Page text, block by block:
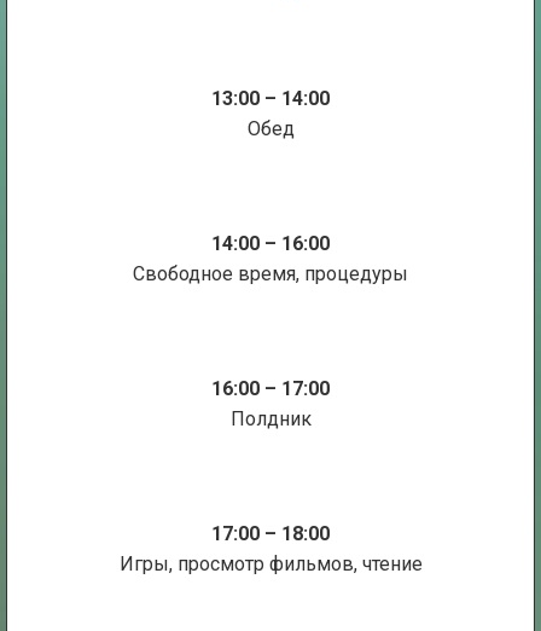
13:00 – 14:00
Обед
14:00 – 16:00
Свободное время, процедуры
16:00 – 17:00
Полдник
17:00 – 18:00
Игры, просмотр фильмов, чтение